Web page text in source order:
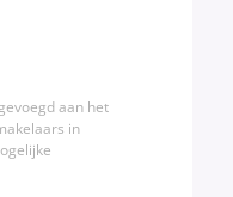
aan het
in